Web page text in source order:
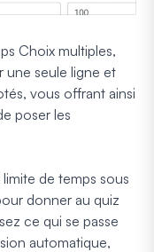
Choix multiples,
une seule ligne et
vous offrant ainsi
poser les
de temps sous
donner au quiz
ce qui se passe
automatique,